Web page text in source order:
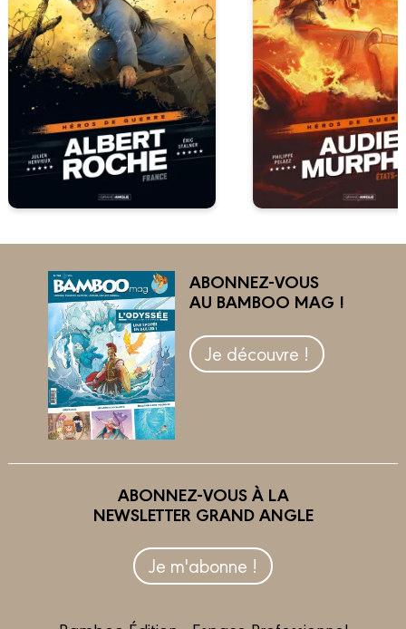
ABONNEZ-VOUS
AU BAMBOO MAG !
Je découvre !
ABONNEZ-VOUS À LA
NEWSLETTER GRAND ANGLE
Je m'abonne !